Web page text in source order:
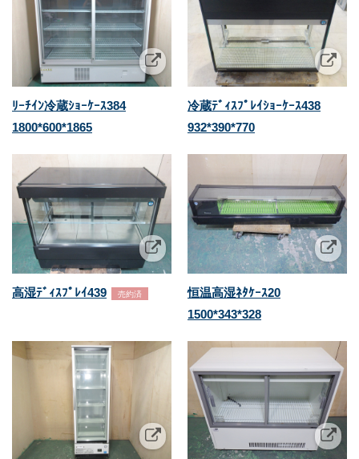
ﾘｰﾁｲﾝ冷蔵ｼｮｰｹｰｽ384
1800*600*1865
冷蔵ﾃﾞｨｽﾌﾟﾚｲｼｮｰｹｰｽ438
932*390*770
高湿ﾃﾞｨｽﾌﾟﾚｲ439 売約済
恒温高湿ﾈﾀｹｰｽ20
1500*343*328